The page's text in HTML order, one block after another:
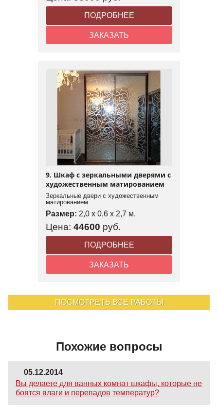
ПОДРОБНЕЕ
ЗАКАЗАТЬ
9. Шкаф с зеркальными дверями с
художественным матированием
Зеркальные двери с художественным
матированием.
Размер: 2,0 x 0,6 x 2,7 м.
Цена: 44600 руб.
ПОДРОБНЕЕ
ЗАКАЗАТЬ
ПОСМОТРЕТЬ ВСЕ РАБОТЫ
Похожие вопросы
05.12.2014
Вы делаете для ванных комнат шкафы, которые не
боятся влаги и перепадов температур?